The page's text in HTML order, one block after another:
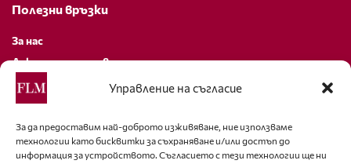
Управление на съгласие
За да предоставим най-доброто изживяване, ние използваме
технологии като бисквитки за съхраняване и/или достъп до
информация за устройството. Съгласието с тези технологии ще ни
Полезни връзки
За нас
Декларация за поверителност
Политика за бисквитки
За контакти
editor@fashion-lifestyle.net